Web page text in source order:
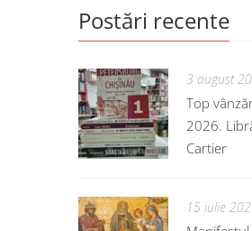
Postări recente
3 august
Top
2026.
Cartier
15 iulie